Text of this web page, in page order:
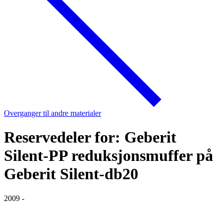
Overganger til andre materialer
Reservedeler for: Geberit
Silent-PP reduksjonsmuffer på
Geberit Silent-db20
2009 -